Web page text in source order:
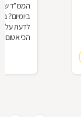
הממ”ד
ביומיום?
לדעת על
הכי אטום